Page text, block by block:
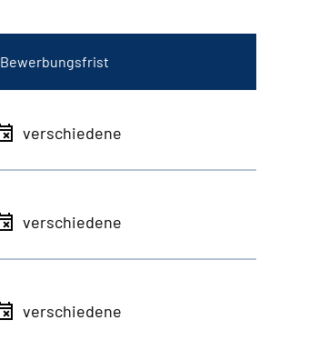
Bewerbungsfrist
verschiedene
verschiedene
verschiedene